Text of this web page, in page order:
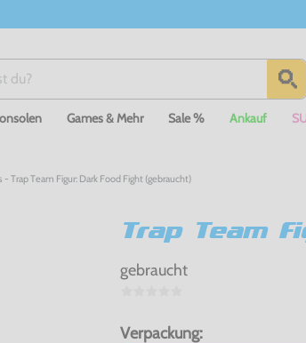
Games & Mehr Sale % Ankauf
- Trap Team Figur: Dark Food Fight (gebraucht)
Trap Team
gebraucht
Verpackung: